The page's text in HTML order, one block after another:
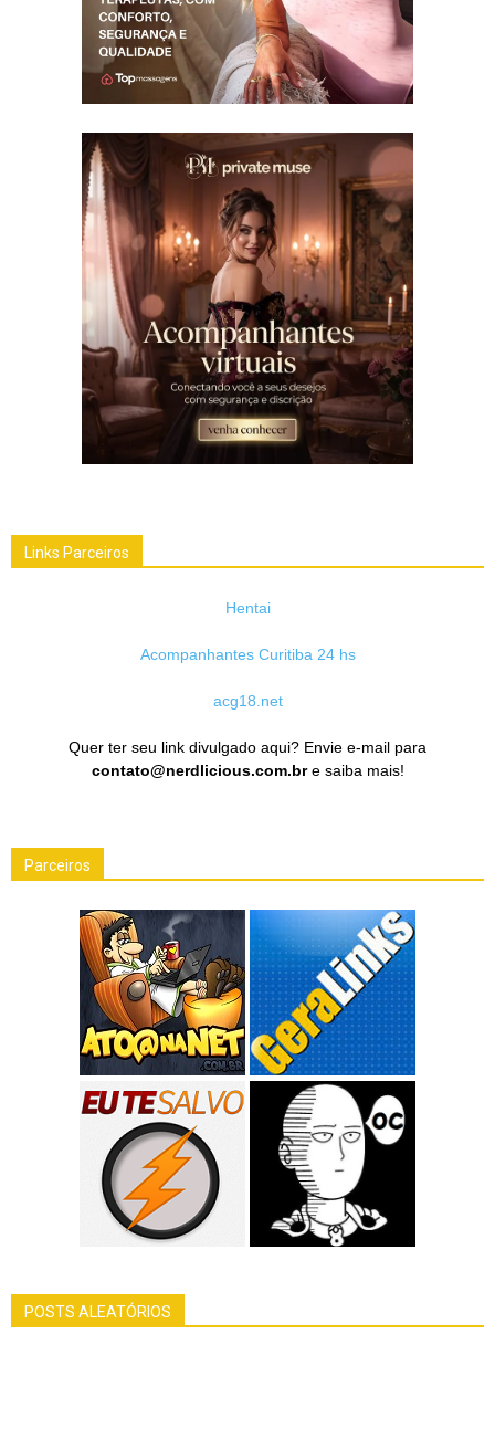
Links Parceiros
Hentai
Acompanhantes Curitiba 24 hs
acg18.net
Quer ter seu link divulgado aqui? Envie e-mail para
contato@nerdlicious.com.bre saiba mais!
Parceiros
POSTS ALEATÓRIOS